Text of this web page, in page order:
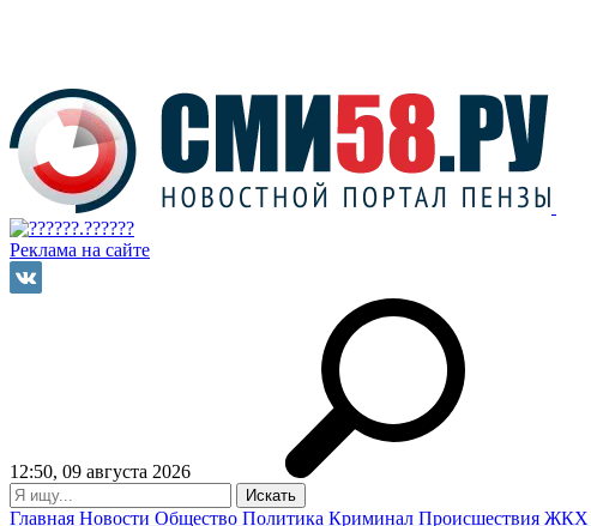
Реклама на сайте
12:50, 09 августа 2026
Главная Новости Общество Политика Криминал Происшествия ЖКХ